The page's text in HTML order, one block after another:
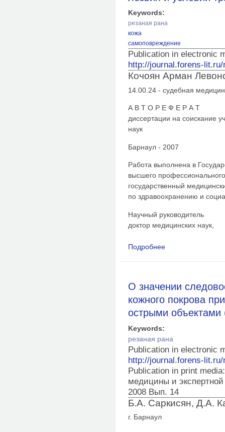
Keywords:
резаная рана
кожа
самоповреждение
Publication in electronic
http://journal.forens-lit.ru/
Кочоян Арман
14.00.24 - судебная
А В Т О Р Е Ф Е Р А Т
диссертации на соискание
наук
Барнаул - 2007
Работа выполнена в
высшего
государственный
по здравоохранению и
Научный руководитель
доктор медицинских наук,
Подробнее
О значении
кожного покрова
острыми
Keywords:
резаная рана
Publication in electronic
http://journal.forens-lit.ru/
Publication in print
медицины и
2008 Вып. 14
Б.А. Саркисян, Д.А.
г. Барнаул